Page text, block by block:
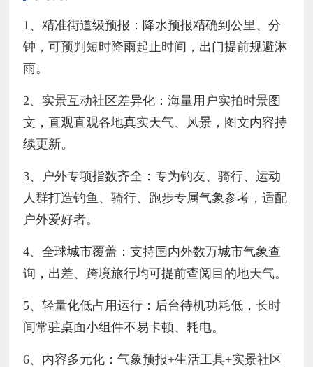
1、精准街道级预报：降水预报精确到公里、分
钟，可预判短时降雨起止时间，出门提前规避淋
雨。
2、实景互动社区差异化：海量用户实拍时景图
文，直观直观各地真实天气、风景，图文内容持
续更新。
3、户外专项指数齐全：专为钓友、骑行、运动
人群打造钓鱼、骑行、跑步专属气象参考，适配
户外爱好者。
4、全球城市覆盖：支持国内外数万城市气象查
询，出差、跨境旅行均可提前查阅目的地天气。
5、轻量化低占用运行：后台待机功耗低，长时
间常驻桌面小组件不易卡顿、耗电。
6、内容多元化：气象预报+生活工具+实景社区